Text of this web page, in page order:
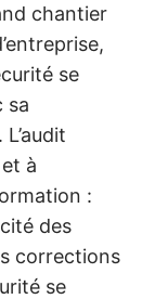
chantier
se
sa
à
:
des
corrections
se